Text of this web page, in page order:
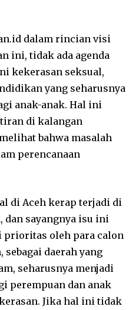
dalam rincian visi
ini, tidak ada agenda
kekerasan seksual,
yang seharusnya
anak-anak. Hal ini
di kalangan
bahwa masalah
perencanaan
di Aceh kerap terjadi di
sayangnya isu ini
prioritas oleh para calon
sebagai daerah yang
seharusnya menjadi
perempuan dan anak
Jika hal ini tidak